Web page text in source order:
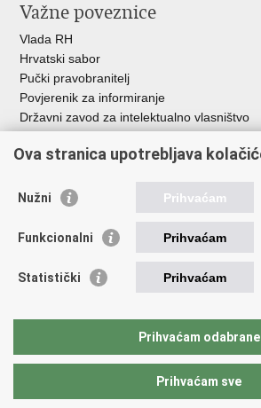
Važne poveznice
Vlada RH
Hrvatski sabor
Pučki pravobranitelj
Povjerenik za informiranje
Državni zavod za intelektualno vlasništvo
HAKOM
Ostale poveznice
Hrvatski audiovizualni centar
Creative Europe
EU National Institutes for Culture
Međunarodni centar za podvodnu
Ova stranica upotrebljava
Nužni Prihvaćam
Funkcionalni Prihvaćam
Statistički Prihvaćam
Prihvaćam odabrane
Prihvaćam sve